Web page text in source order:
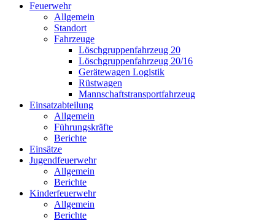
Feuerwehr
Allgemein
Standort
Fahrzeuge
Löschgruppen­fahrzeug 20
Lösch­gruppen­fahrzeug 20/16
Geräte­wagen Logistik
Rüst­wagen
Mannschafts­transportfahrzeug
Einsatz­abteilung
Allgemein
Führungs­kräfte
Berichte
Einsätze
Jugend­feuerwehr
Allgemein
Berichte
Kinder­feuerwehr
Allgemein
Berichte